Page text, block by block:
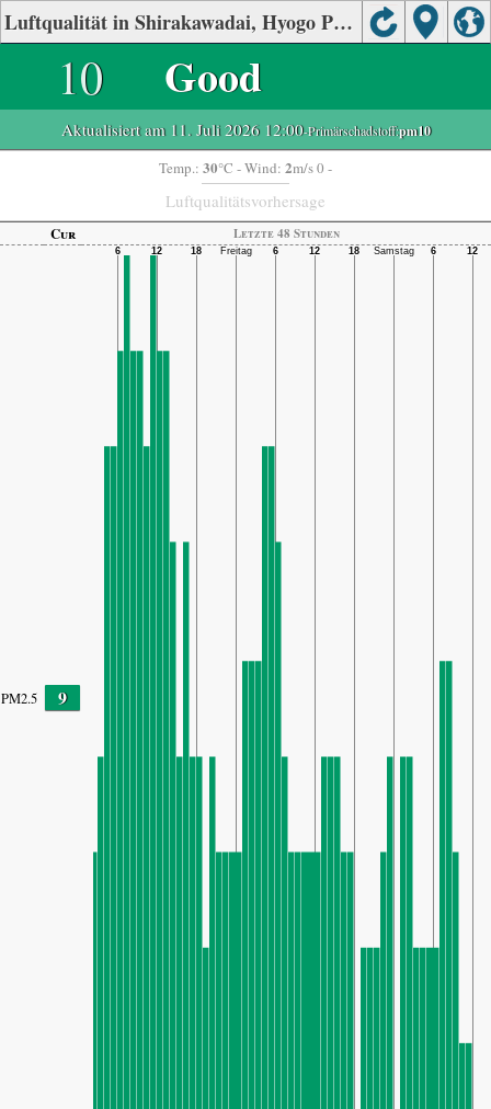
Luftqualität in Shirakawadai, Hyogo Prefecture
10 Good
Aktualisiert am 11. Juli 2026 12:00-Primärschadstoff:pm10
Temp.: 30°C - Wind: 2m/s 0 -
Luftqualitätsvorhersage
Cur Letzte 48 Stunden
PM2.5 9